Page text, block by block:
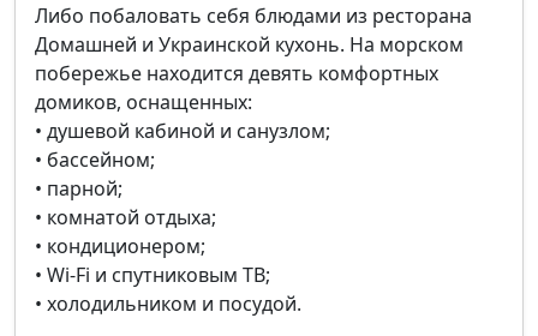
Либо побаловать себя блюдами из ресторана
Домашней и Украинской кухонь. На морском
побережье находится девять комфортных
домиков, оснащенных:
• душевой кабиной и санузлом;
• бассейном;
• парной;
• комнатой отдыха;
• кондиционером;
• Wi-Fi и спутниковым ТВ;
• холодильником и посудой.